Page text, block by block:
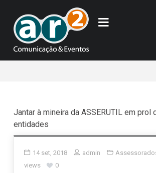
Jantar à mineira da ASSERUTIL em prol
entidades
14 set, 2018 admin
views
0